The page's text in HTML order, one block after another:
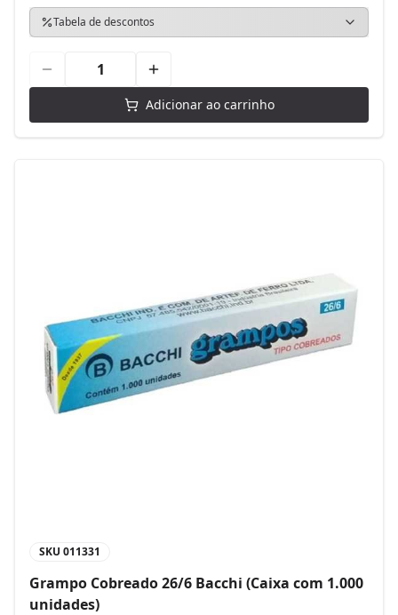
Tabela de descontos
Adicionar ao carrinho
SKU 011331
Grampo Cobreado 26/6 Bacchi (Caixa com 1.000
unidades)